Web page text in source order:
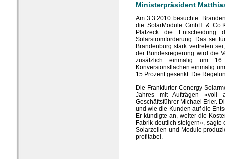
Ministerpräsident
Am 3.3.2010 besuchte
die SolarModule GmbH &
Platzeck die Entscheidung
Solarstromförderung. Das sei
Brandenburg stark vertreten
der Bundesregierung wird die
zusätzlich einmalig um 16
Konversionsflächen einmalig
15 Prozent gesenkt. Die
Die Frankfurter Conergy
Jahres mit Aufträgen «voll
Geschäftsführer Michael Erler.
und wie die Kunden auf die
Er kündigte an, weiter die
Fabrik deutlich steigern», sagte
Solarzellen und Module
profitabel.